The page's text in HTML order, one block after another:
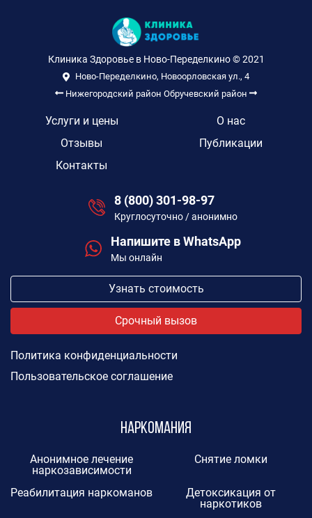
Клиника Здоровье в Ново-Переделкино © 2021
Ново-Переделкино, Новоорловская ул., 4
Нижегородский район Обручевский район
Услуги и цены
О нас
Отзывы
Публикации
Контакты
8 (800) 301-98-97
Круглосуточно / анонимно
Напишите в WhatsApp
Мы онлайн
Узнать стоимость
Срочный вызов
Политика конфиденциальности
Пользовательское соглашение
Наркомания
Анонимное лечение
наркозависимости
Снятие ломки
Реабилитация наркоманов
Детоксикация от
наркотиков